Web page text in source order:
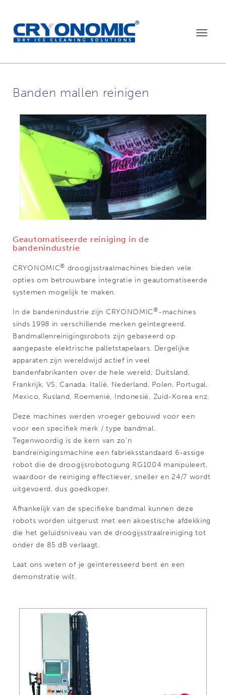
Toggle
Banden mallen reinigen
Geautomatiseerde reiniging in de
bandenindustrie
CRYONOMIC® droogijsstraalmachines bieden vele
opties om betrouwbare integratie in geautomatiseerde
systemen mogelijk te maken.
In de bandenindustrie zijn CRYONOMIC®-machines
sinds 1998 in verschillende merken geïntegreerd.
Bandmallenreinigingsrobots zijn gebaseerd op
aangepaste elektrische palletstapelaars. Dergelijke
apparaten zijn wereldwijd actief in veel
bandenfabrikanten over de hele wereld; Duitsland,
Frankrijk, VS, Canada, Italië, Nederland, Polen, Portugal,
Mexico, Rusland, Roemenië, Indonesië, Zuid-Korea enz.
Deze machines werden vroeger gebouwd voor een
voor een specifiek merk / type bandmal.
Tegenwoordig is de kern van zo'n
bandreinigingsmachine een fabrieksstandaard 6-assige
robot die de droogijsrobotogung RG1004 manipuleert,
waardoor de reiniging effectiever, sneller en 24/7 wordt
uitgevoerd, dus goedkoper.
Afhankelijk van de specifieke bandmal kunnen deze
robots worden uitgerust met een akoestische afdekking
die het geluidsniveau van de droogijsstraalreiniging tot
onder de 85 dB verlaagt.
Laat ons weten of je geïnteresseerd bent en een
demonstratie wilt.